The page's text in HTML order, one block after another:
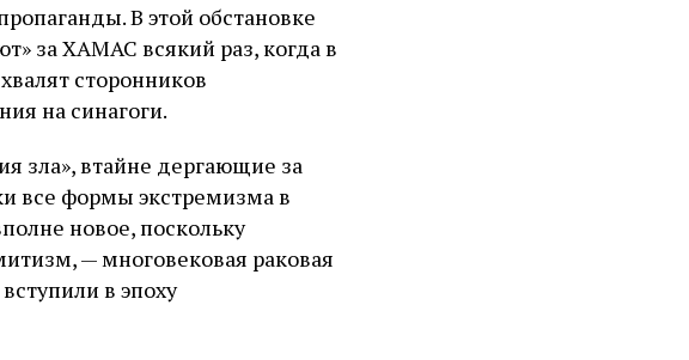
В этой обстановке
за ХАМАС всякий раз, когда в
сторонников
на синагоги.
зла», втайне дергающие за
все формы экстремизма в
новое, поскольку
— многовековая раковая
в эпоху
email
самые
почте